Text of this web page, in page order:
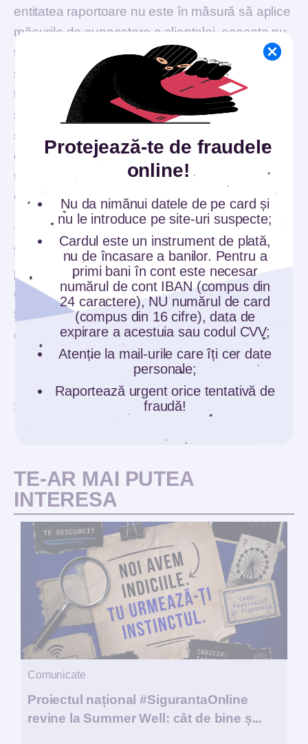
entitatea raportoare nu este în măsură să aplice
măsurile de cunoaștere a clientelei, aceasta nu
trebuie să deschidă contul, să inițieze ori
să continue relația de afaceri sau să efectueze
tranzacția ocazională și trebuie
să întocmească un raport de tranzacție
suspectă în legătură cu clientul respectiv, ori de
câte ori există motive de suspiciune, care va fi
transmis Oficiului Național de Prevenire și
Combatere a Spălării Banilor.
Toate aceste date sunt culese și prelucrate strict
în vederea prevenirii folosirii sistemului bancar
pentru tranzacționarea de fonduri ilicite. Prin
colaborarea cu băncile, clienții pot avea o relație
foarte bună, fără a se ajunge la blocarea
conturilor și tranzacțiilor bancare.
SHARE:
TE-AR MAI PUTEA
INTERESA
Comunicate
Proiectul național #SigurantaOnline
revine la Summer Well: cât de bine ș...
Protejează-te de fraudele
online!
Nu da nimănui datele de pe card și
nu le introduce pe site-uri suspecte;
Cardul este un instrument de plată,
nu de încasare a banilor. Pentru a
primi bani în cont este necesar
numărul de cont IBAN (compus din
24 caractere), NU numărul de card
(compus din 16 cifre), data de
expirare a acestuia sau codul CVV;
Atenție la mail-urile care îți cer date
personale;
Raportează urgent orice tentativă de
fraudă!